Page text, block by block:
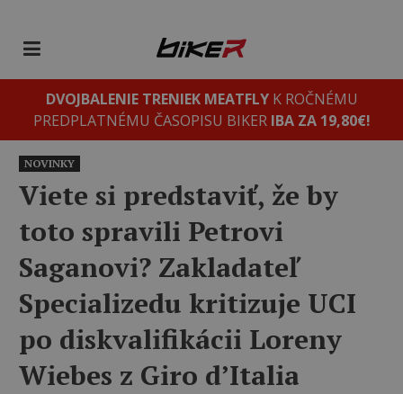
DVOJBALENIE TRENIEK MEATFLYK ROČNÉMU
PREDPLATNÉMU ČASOPISU BIKER IBA ZA 19,80€!
NOVINKY
Viete si predstaviť, že by
toto spravili Petrovi
Saganovi? Zakladateľ
Specializedu kritizuje UCI
po diskvalifikácii Loreny
Wiebes z Giro d’Italia